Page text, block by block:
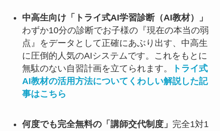
中高生向け「トライ式AI学習診断（AI教材）」
わずか10分の診断でお子様の『現在の本当の弱
点』をデータとして正確にあぶり出す、中高生
に圧倒的人気のAIシステムです。これをもとに
無駄のない自習計画を立てられます。
トライ式
AI教材の活用方法についてくわしい解説した記
事はこちら
何度でも完全無料の「講師交代制度」 完全1対1